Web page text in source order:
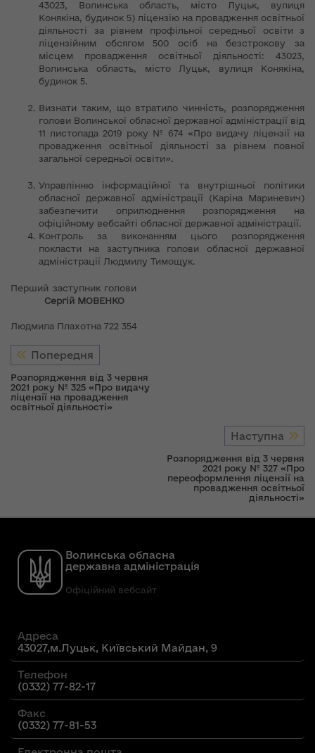
43023, Волинська область, місто Луцьк, вулиця
Конякіна, будинок 5) ліцензію на провадження освітньої
діяльності за рівнем профільної середньої освіти з
ліцензійним обсягом 500 осіб на безстрокову за
місцем провадження освітньої діяльності: 43023,
Волинська область, місто Луцьк, вулиця Конякіна,
будинок 5.
Визнати таким, що втратило чинність, розпорядження
голови Волинської обласної державної адміністрації від
11 листопада 2019 року № 674 «Про видачу ліцензії на
провадження освітньої діяльності за рівнем повної
загальної середньої освіти».
Управлінню інформаційної та внутрішньої політики
обласної державної адміністрації (Каріна Мариневич)
забезпечити оприлюднення розпорядження на
офіційному вебсайті обласної державної адміністрації.
Контроль за виконанням цього розпорядження
покласти на заступника голови обласної державної
адміністрації Людмилу Тимощук.
Перший заступник голови
Сергій МОВЕНКО
Людмила Плахотна 722 354
Попередня
Розпорядження від 3 червня
2021 року № 325 «Про видачу
ліцензії на провадження
освітньої діяльності»
Наступна
Розпорядження від 3 червня
2021 року № 327 «Про
переоформлення ліцензії на
провадження освітньої
діяльності»
Волинська обласна
державна адміністрація
Офіційний вебсайт
Адреса
43027,м.Луцьк, Київський Майдан, 9
Телефон
(0332) 77-82-17
Факс
(0332) 77-81-53